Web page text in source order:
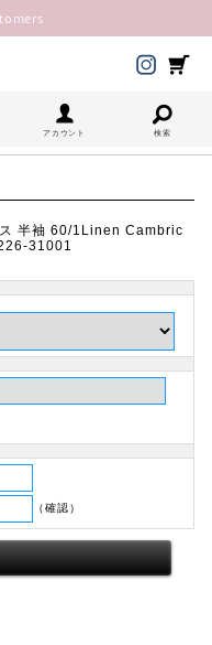
アカウント 検索
半袖 60/1Linen Cambric
31001
（確認）